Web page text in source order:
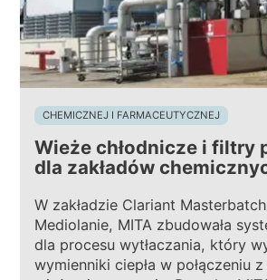
CHEMICZNEJ I FARMACEUTYCZNEJ
Wieże chłodnicze i filtry
dla zakładów
W zakładzie Clariant
Mediolanie, MITA zbudowała
dla procesu wytłaczania, który
wymienniki ciepła w połączeniu